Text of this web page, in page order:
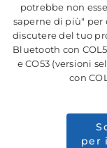
potrebbe non
saperne di più" per
discutere del tuo
Bluetooth con
e CO53 (versioni
con
per